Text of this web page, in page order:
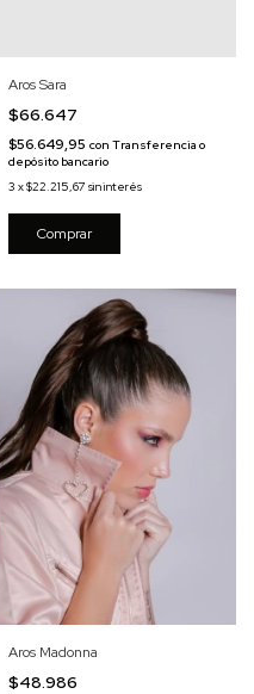
Aros Sara
$66.647
$56.649,95 con Transferencia o
depósito bancario
3 x$22.215,67 sin interés
Aros Madonna
$48.986